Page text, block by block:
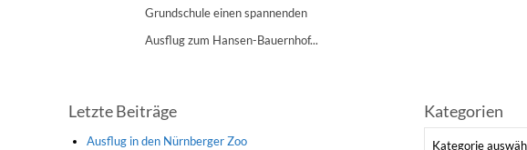
Grundschule einen spannenden
Ausflug zum Hansen-Bauernhof...
Letzte Beiträge
Ausflug in den Nürnberger Zoo
Kategorien
Kategorien